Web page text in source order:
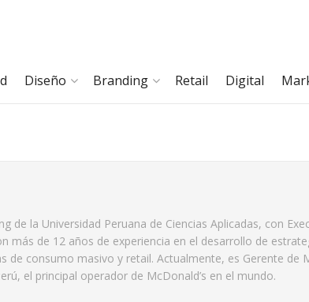
Diseño Branding Retail Digital
de la Universidad Peruana de Ciencias Aplicadas, con
más de 12 años de experiencia en el desarrollo de
de consumo masivo y retail. Actualmente, es Gerente de
el principal operador de McDonald’s en el mundo.